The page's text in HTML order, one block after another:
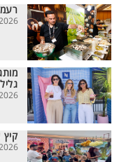
14/7/2026
14/7/2026
14/7/2026